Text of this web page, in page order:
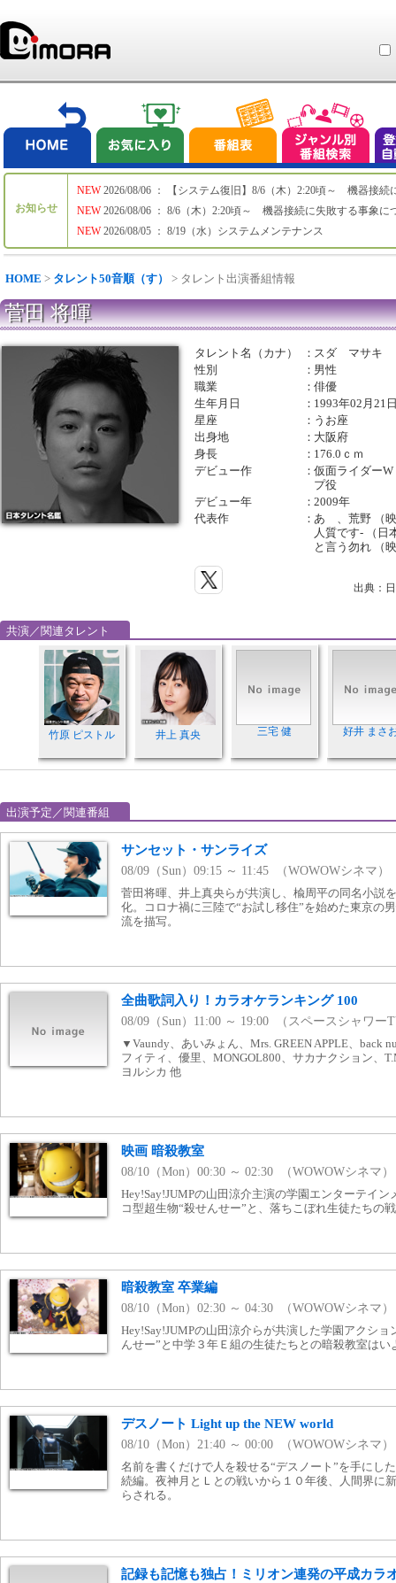
お知らせ
NEW
NEW
NEW
2026/08/06 ： 【システム復旧】8/6（木）2:20頃～ 機器接続
2026/08/06 ： 8/6（木）2:20頃～ 機器接続に失敗する事象に
2026/08/05 ： 8/19（水）システムメンテナンス
HOME > タレント50音順（す） > タレント出演番組情報
菅田 将暉
タレント名（カナ） ： スダ マサキ
性別
： 男性
職業
：俳優
生年月日
： 1993年02月21
星座
： うお座
出身地
： 大阪府
身長
： 176.0ｃｍ
デビュー作
：仮面ライダー
プ役
デビュー年
：2009年
代表作
：あゝ、荒野 （
人質です- （日
と言う勿れ （
出典：
共演／関連タレント
竹原 ピストル 井上 真央 三宅 健 好井 まさ
出演予定／関連番組
サンセット・サンライズ
08/09（Sun）09:15 ～ 11:45 （WOWOWシネマ）
菅田将暉、井上真央らが共演し、楡周平の同名小説
化。コロナ禍に三陸で“お試し移住”を始めた東京の
流を描写。
全曲歌詞入り！カラオケランキング 100
08/09（Sun）11:00 ～ 19:00 （スペースシャワー
▼Vaundy、あいみょん、Mrs. GREEN APPLE、back
フィティ、優里、MONGOL800、サカナクション、
ヨルシカ 他
映画 暗殺教室
08/10（Mon）00:30 ～ 02:30 （WOWOWシネマ）
Hey!Say!JUMPの山田涼介主演の学園エンターテイ
コ型超生物“殺せんせー”と、落ちこぼれ生徒たちの
暗殺教室 卒業編
08/10（Mon）02:30 ～ 04:30 （WOWOWシネマ）
Hey!Say!JUMPの山田涼介らが共演した学園アクシ
んせー”と中学３年Ｅ組の生徒たちとの暗殺教室は
デスノート Light up the NEW world
08/10（Mon）21:40 ～ 00:00 （WOWOWシネマ）
名前を書くだけで人を殺せる“デスノート”を手にし
続編。夜神月とＬとの戦いから１０年後、人間界に
らされる。
記録も記憶も独占！ミリオン連発の平成カラ